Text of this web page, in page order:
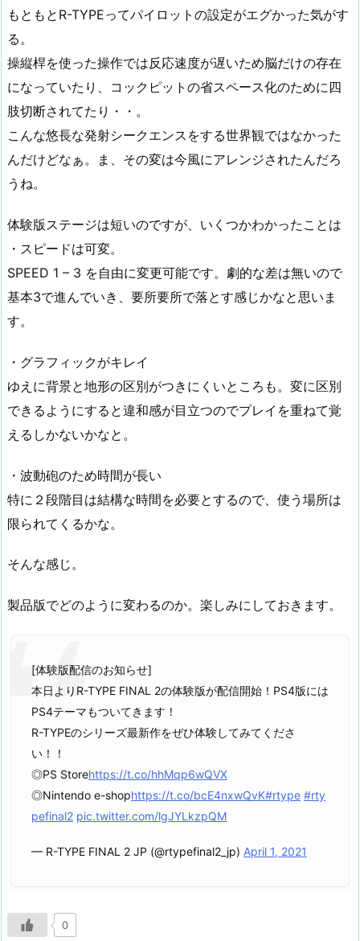
もともとR-TYPEってパイロットの設定がエグかった気がす
る。
操縦桿を使った操作では反応速度が遅いため脳だけの存在
になっていたり、コックピットの省スペース化のために四
肢切断されてたり・・。
こんな悠長な発射シークエンスをする世界観ではなかった
んだけどなぁ。ま、その変は今風にアレンジされたんだろ
うね。
体験版ステージは短いのですが、いくつかわかったことは
・スピードは可変。
SPEED 1 – 3 を自由に変更可能です。劇的な差は無いので
基本3で進んでいき、要所要所で落とす感じかなと思いま
す。
・グラフィックがキレイ
ゆえに背景と地形の区別がつきにくいところも。変に区別
できるようにすると違和感が目立つのでプレイを重ねて覚
えるしかないかなと。
・波動砲のため時間が長い
特に２段階目は結構な時間を必要とするので、使う場所は
限られてくるかな。
そんな感じ。
製品版でどのように変わるのか。楽しみにしておきます。
[体験版配信のお知らせ]
本日よりR-TYPE FINAL 2の体験版が配信開始！PS4版には
PS4テーマもついてきます！
R-TYPEのシリーズ最新作をぜひ体験してみてくださ
い！！
◎PS Storehttps://t.co/hhMqp6wQVX
◎Nintendo e-shophttps://t.co/bcE4nxwQvK#rtype #rty
pefinal2 pic.twitter.com/lgJYLkzpQM
— R-TYPE FINAL 2 JP (@rtypefinal2_jp) April 1, 2021
0